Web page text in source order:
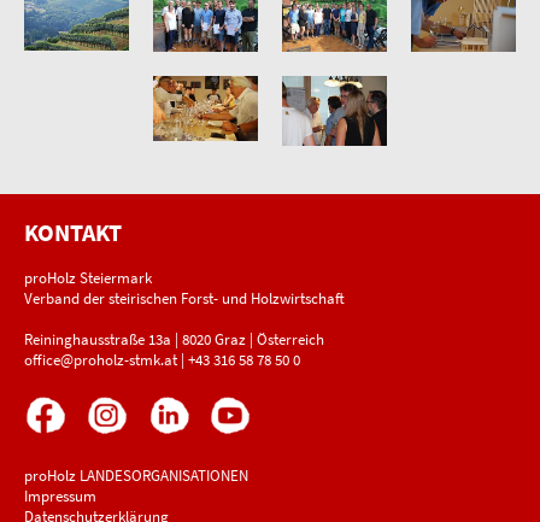
KONTAKT
proHolz Steiermark
Verband der steirischen Forst- und Holzwirtschaft
Reininghausstraße 13a | 8020 Graz | Österreich
office@proholz-stmk.at| +43 316 58 78 50 0
proHolz LANDESORGANISATIONEN
Impressum
Datenschutzerklärung